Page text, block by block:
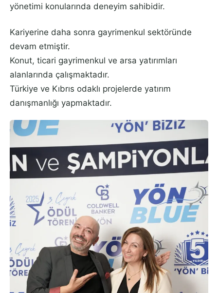
yönetimi konularında deneyim sahibidir.
Kariyerine daha sonra gayrimenkul sektöründe
devam etmiştir.
Konut, ticari gayrimenkul ve arsa yatırımları
alanlarında çalışmaktadır.
Türkiye ve Kıbrıs odaklı projelerde yatırım
danışmanlığı yapmaktadır.